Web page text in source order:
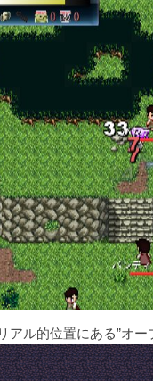
ル的位置にある”オー